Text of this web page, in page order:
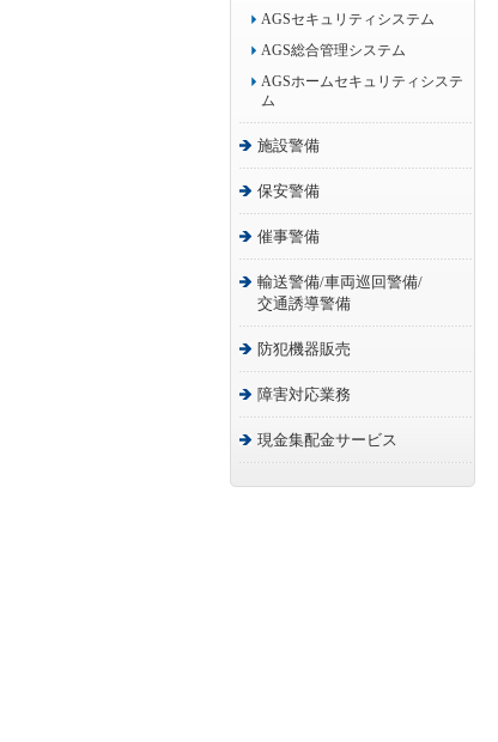
AGSセキュリティシステム
AGS総合管理システム
AGSホームセキュリティシステ
ム
施設警備
保安警備
催事警備
輸送警備/車両巡回警備/
交通誘導警備
防犯機器販売
障害対応業務
現金集配金サービス